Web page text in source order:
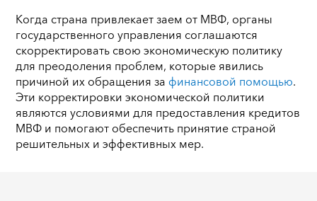
Когда страна привлекает заем от МВФ, органы
государственного управления соглашаются
скорректировать свою экономическую политику
для преодоления проблем, которые явились
причиной их обращения зафинансовой помощью.
Эти корректировки экономической политики
являются условиями для предоставления кредитов
МВФ и помогают обеспечить принятие страной
решительных и эффективных мер.